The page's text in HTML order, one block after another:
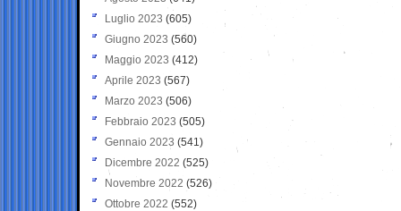
Luglio 2023 (605)
Giugno 2023 (560)
Maggio 2023 (412)
Aprile 2023 (567)
Marzo 2023 (506)
Febbraio 2023 (505)
Gennaio 2023 (541)
Dicembre 2022 (525)
Novembre 2022 (526)
Ottobre 2022 (552)